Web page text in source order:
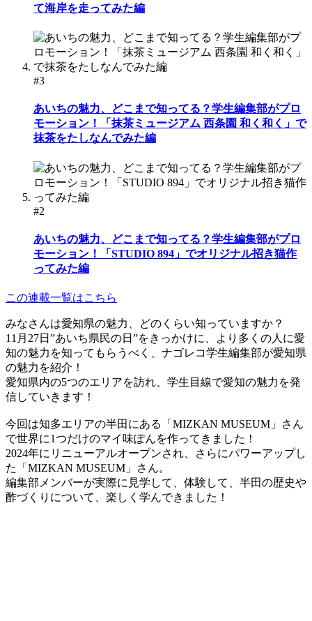
て海岸を走ってみた編
#3
あいちの魅力、どこまで知ってる？学生編集部がプロ
モーション！「抹茶ミュージアム 西条園 和く和く」で
抹茶をたしなんでみた編
#2
あいちの魅力、どこまで知ってる？学生編集部がプロ
モーション！「STUDIO 894」でオリジナル招き猫作
ってみた編
この連載一覧はこちら
みなさんは愛知県の魅力、どのくらい知っていますか？
11月27日”あいち県民の日”をきっかけに、より多くの人に愛
知の魅力を知ってもらうべく、ナゴレコ学生編集部が愛知県
の魅力を紹介！
愛知県内の5つのエリアを訪れ、学生目線で愛知の魅力を発
信していきます！
今回は知多エリアの半田にある「MIZKAN MUSEUM」さん
で世界に1つだけのマイ味ぽんを作ってきました！
2024年にリニューアルオープンされ、さらにパワーアップし
た「MIZKAN MUSEUM」さん。
編集部メンバーが実際に見学して、体験して、半田の歴史や
酢づくりについて、楽しく学んできました！